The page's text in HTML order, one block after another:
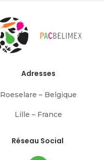
Adresses
Roeselare – Belgique
Lille – France
Réseau Social